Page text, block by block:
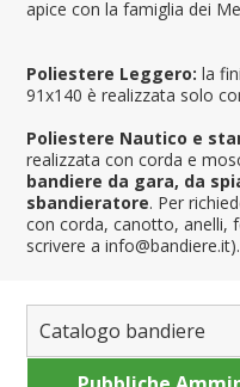
apice con la famiglia dei
Poliestere Leggero: la
91x140 è realizzata solo
Poliestere Nautico e
realizzata con corda e
bandiere da gara, da
sbandieratore. Per
con corda, canotto, anelli,
scrivere a info@bandiere.it).
Catalogo bandiere